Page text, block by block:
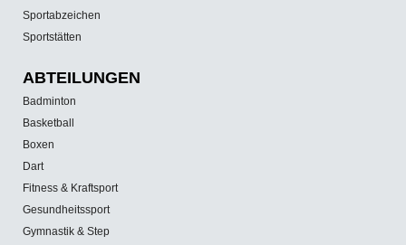
Sportabzeichen
Sportstätten
ABTEILUNGEN
Badminton
Basketball
Boxen
Dart
Fitness & Kraftsport
Gesundheitssport
Gymnastik & Step